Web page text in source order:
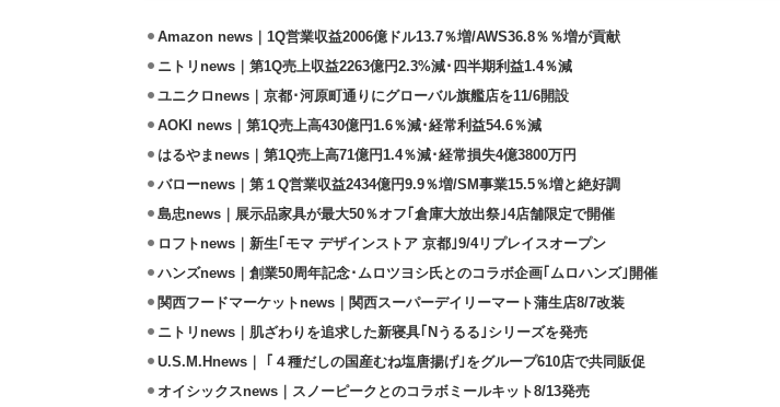
Amazon news｜1Q営業収益2006億ドル13.7％増/AWS36.8％％増が貢献
ニトリnews｜第1Q売上収益2263億円2.3%減･四半期利益1.4％減
ユニクロnews｜京都･河原町通りにグローバル旗艦店を11/6開設
AOKI news｜第1Q売上高430億円1.6％減･経常利益54.6％減
はるやまnews｜第1Q売上高71億円1.4％減･経常損失4億3800万円
バローnews｜第１Q営業収益2434億円9.9％増/SM事業15.5％増と絶好調
島忠news｜展示品家具が最大50％オフ｢倉庫大放出祭｣4店舗限定で開催
ロフトnews｜新生｢モマ デザインストア 京都｣9/4リプレイスオープン
ハンズnews｜創業50周年記念･ムロツヨシ氏とのコラボ企画｢ムロハンズ｣開催
関西フードマーケットnews｜関西スーパーデイリーマート蒲生店8/7改装
ニトリnews｜肌ざわりを追求した新寝具｢Nうるる｣シリーズを発売
U.S.M.Hnews｜ ｢４種だしの国産むね塩唐揚げ｣をグループ610店で共同販促
オイシックスnews｜スノーピークとのコラボミールキット8/13発売